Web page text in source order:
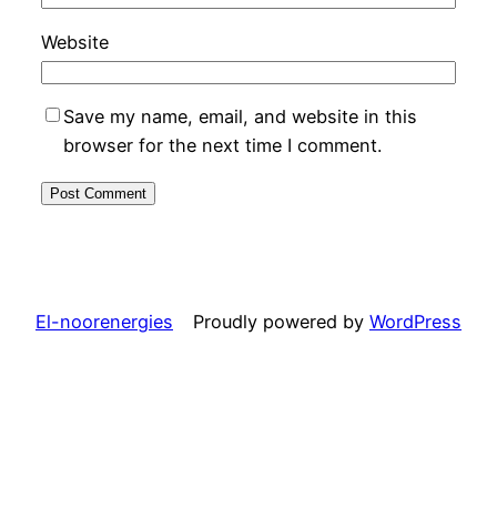
Website
Save my name, email, and website in this
browser for the next time I comment.
El-noorenergies Proudly powered by WordPress